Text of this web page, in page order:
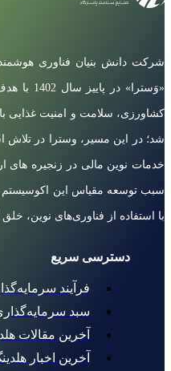
شرکت دانش بنیان فناوری هوشمند
«وَسترا»
کشاورزی، سلامت و امنیت
شد؛ در این مسیر، وسترا در تلاش
خدمات نوین مالی در زنجیره
سبب توسعه مقیاس این اکوسیستم
با استفاده از فناوری‌های نوین، خلق
دسترسی سریع
فرآیند
سبد
آخرین مقالات
آخرین اخبار